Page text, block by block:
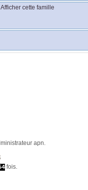
Afficher cette famille
apn.
fois.